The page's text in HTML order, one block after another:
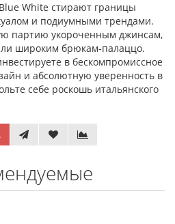
White стирают границы
и подиумными трендами.
партию укороченным джинсам,
широким брюкам-палаццо.
в бескомпромиссное
и абсолютную уверенность в
себе роскошь итальянского